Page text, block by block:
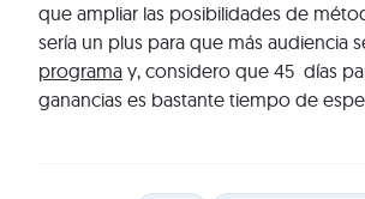
que ampliar las posibilidades de
sería un plus para que más audiencia
programa y, considero que 45 días
ganancias es bastante tiempo de